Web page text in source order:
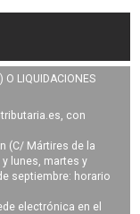
O LIQUIDACIONES
, con
(C/ Mártires de la
y lunes, martes y
septiembre: horario
electrónica en el